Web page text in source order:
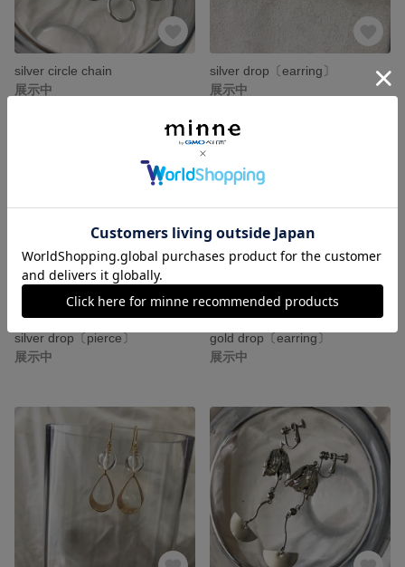
silver circle chain
展示中
silver drop〔earring〕
展示中
silver drop〔pierce〕
展示中
gold drop〔earring〕
展示中